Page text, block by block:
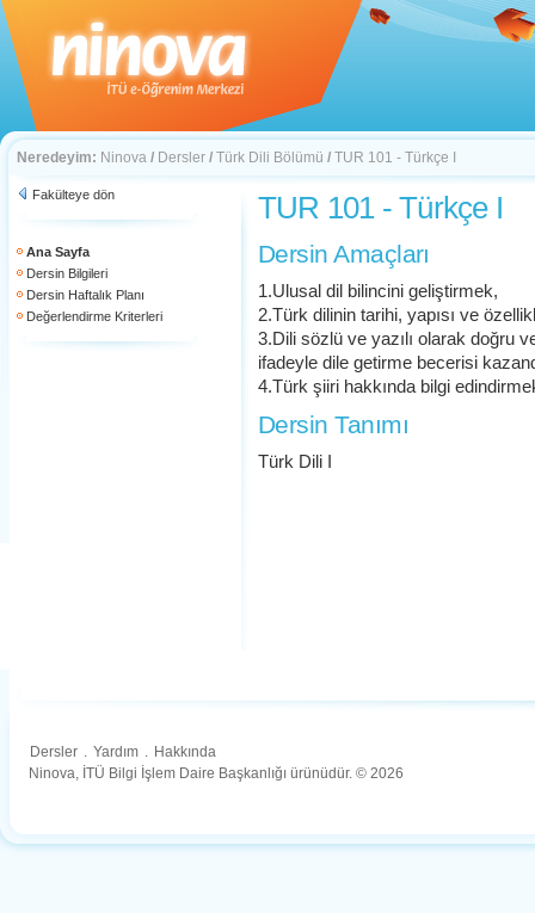
Neredeyim: Ninova / Dersler / Türk Dili Bölümü / TUR 101 - Türkçe I
Fakülteye dön
Ana Sayfa
Dersin Bilgileri
Dersin Haftalık Planı
Değerlendirme Kriterleri
TUR 101 - Türkçe I
Dersin Amaçları
1.Ulusal dil bilincini geliştirmek,
2.Türk dilinin tarihi, yapısı ve
3.Dili sözlü ve yazılı olarak doğru
ifadeyle dile getirme becerisi
4.Türk şiiri hakkında bilgi
Dersin Tanımı
Türk Dili I
Dersler . Yardım . Hakkında
Ninova, İTÜ Bilgi İşlem Daire Başkanlığı ürünüdür. © 2026